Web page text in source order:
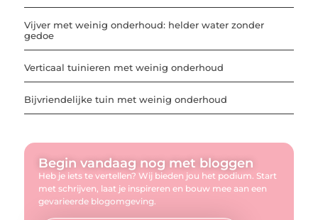
Vijver met weinig onderhoud: helder water zonder
gedoe
Verticaal tuinieren met weinig onderhoud
Bijvriendelijke tuin met weinig onderhoud
Begin vandaag nog met bloggen
Heb je iets te vertellen? Wij bieden jou het podium. Start
met schrijven, laat je inspireren en bouw mee aan een
gevarieerde blogomgeving.